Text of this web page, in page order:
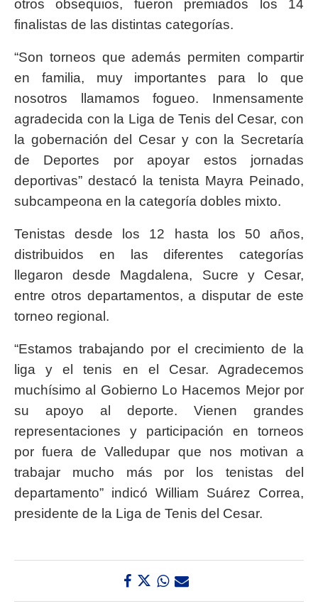
otros obsequios, fueron premiados los 14
finalistas de las distintas categorías.
“Son torneos que además permiten compartir
en familia, muy importantes para lo que
nosotros llamamos fogueo. Inmensamente
agradecida con la Liga de Tenis del Cesar, con
la gobernación del Cesar y con la Secretaría
de Deportes por apoyar estos jornadas
deportivas” destacó la tenista Mayra Peinado,
subcampeona en la categoría dobles mixto.
Tenistas desde los 12 hasta los 50 años,
distribuidos en las diferentes categorías
llegaron desde Magdalena, Sucre y Cesar,
entre otros departamentos, a disputar de este
torneo regional.
“Estamos trabajando por el crecimiento de la
liga y el tenis en el Cesar. Agradecemos
muchísimo al Gobierno Lo Hacemos Mejor por
su apoyo al deporte. Vienen grandes
representaciones y participación en torneos
por fuera de Valledupar que nos motivan a
trabajar mucho más por los tenistas del
departamento” indicó William Suárez Correa,
presidente de la Liga de Tenis del Cesar.